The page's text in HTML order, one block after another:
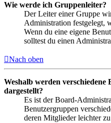
Wie werde ich Gruppenleiter?
Der Leiter einer Gruppe
Administration festgelegt,
Wenn du eine eigene
solltest du einen
Nach oben
Weshalb werden
dargestellt?
Es ist der Board-
Benutzergruppen
deren Mitglieder leichter